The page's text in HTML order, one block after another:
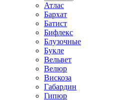
Атлас
Бархат
Батист
Бифлекс
Блузочные
Букле
Вельвет
Велюр
Вискоза
Габардин
Гипюр